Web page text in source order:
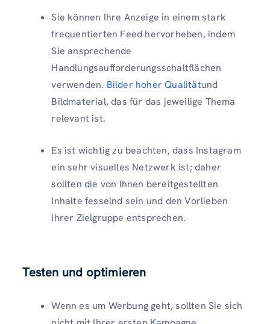
Sie können Ihre Anzeige in einem stark
frequentierten Feed hervorheben, indem
Sie ansprechende
Handlungsaufforderungsschaltflächen
verwenden. Bilder hoher Qualitätund
Bildmaterial, das für das jeweilige Thema
relevant ist.
Es ist wichtig zu beachten, dass Instagram
ein sehr visuelles Netzwerk ist; daher
sollten die von Ihnen bereitgestellten
Inhalte fesselnd sein und den Vorlieben
Ihrer Zielgruppe entsprechen.
Testen und optimieren
Wenn es um Werbung geht, sollten Sie sich